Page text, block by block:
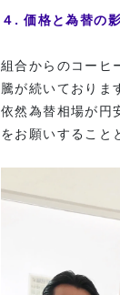
４. 価格と為替の
組合からのコーヒ
騰が続いておりま
依然為替相場が円
をお願いすること